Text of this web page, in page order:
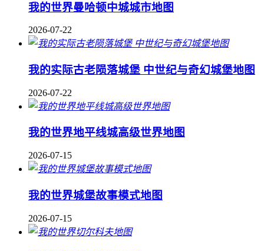
我的世界曼哈顿中城城市地图
2026-07-22
我的实际古老陨落城堡 中世纪与奇幻城堡地图
2026-07-22
我的世界地平线城高级世界地图
2026-07-15
我的世界城堡故事模式地图
2026-07-15